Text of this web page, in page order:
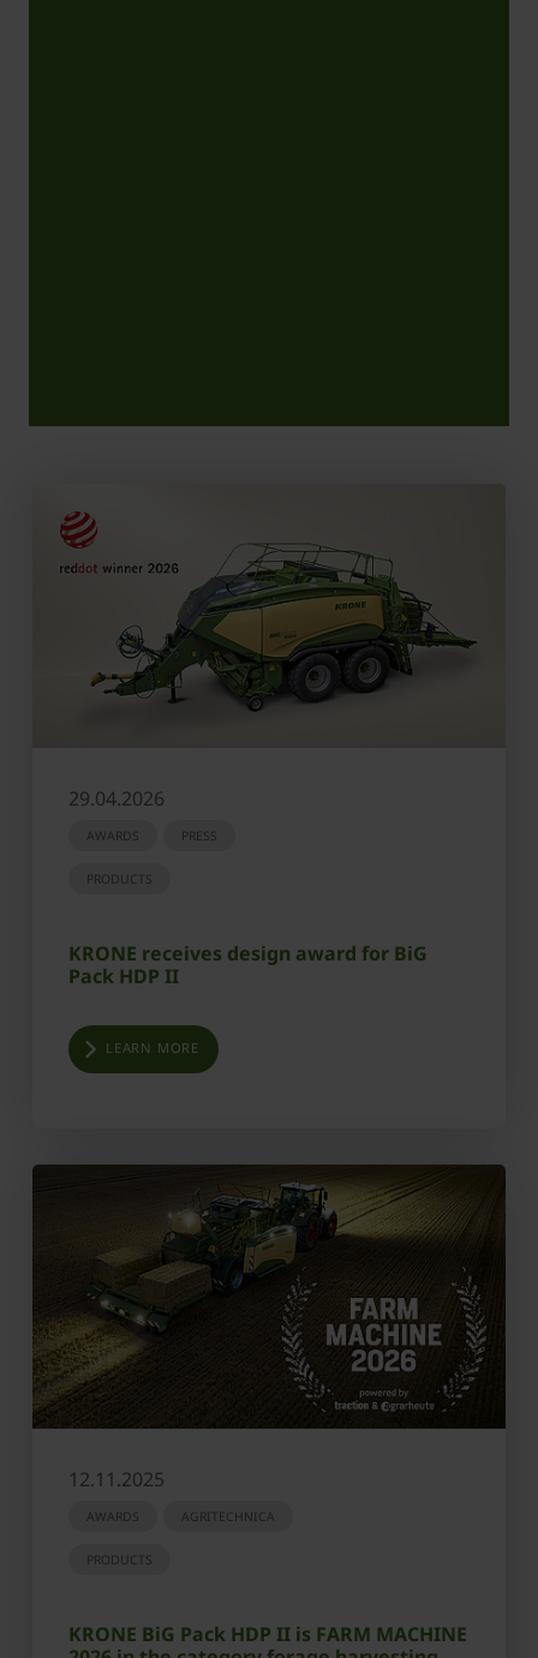
29.04.2026
AWARDS PRESS
PRODUCTS
KRONE receives design award for BiG
Pack HDP II
LEARN MORE
12.11.2025
AWARDS AGRITECHNICA
PRODUCTS
KRONE BiG Pack HDP II is FARM MACHINE